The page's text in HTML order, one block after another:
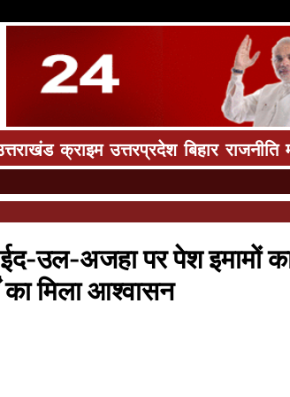
क्राइम उत्तरप्रदेश बिहार राजनीति
उल-अजहा पर पेश इमामों
का मिला आश्वासन